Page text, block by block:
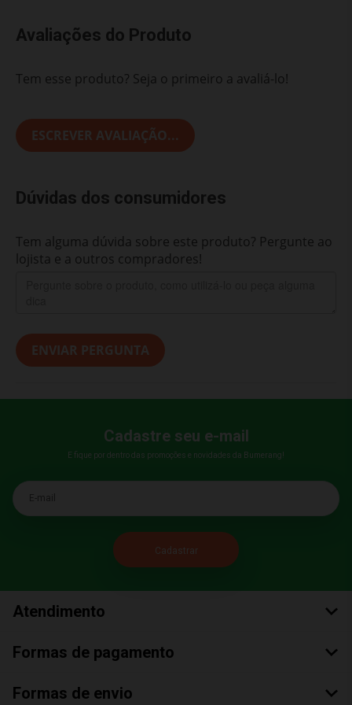
Avaliações do Produto
Tem esse produto? Seja o primeiro a avaliá-lo!
ESCREVER AVALIAÇÃO...
Dúvidas dos consumidores
Tem alguma dúvida sobre este produto? Pergunte ao
lojista e a outros compradores!
ENVIAR PERGUNTA
Cadastre seu e-mail
E fique por dentro das promoções e novidades da Bumerang!
E-mail
Atendimento
Formas de pagamento
Formas de envio